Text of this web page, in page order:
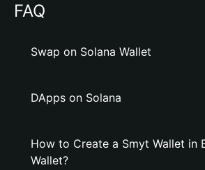
FAQ
Swap on Solana Wallet
DApps on Solana
How to Create a Smyt Wallet in
Wallet?